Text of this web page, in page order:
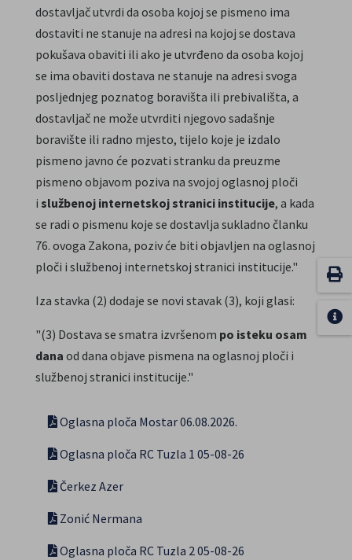
dostavljač utvrdi da osoba kojoj se pismeno ima
dostaviti ne stanuje na adresi na kojoj se dostava
pokušava obaviti ili ako je utvrđeno da osoba kojoj
se ima obaviti dostava ne stanuje na adresi svoga
posljednjeg poznatog boravišta ili prebivališta, a
dostavljač ne može utvrditi njegovo sadašnje
boravište ili radno mjesto, tijelo koje je izdalo
pismeno javno će pozvati stranku da preuzme
pismeno objavom poziva na svojoj oglasnoj ploči
i službenoj internetskoj stranici institucije, a kada
se radi o pismenu koje se dostavlja sukladno članku
76. ovoga Zakona, poziv će biti objavljen na oglasnoj
ploči i službenoj internetskoj stranici institucije."
Iza stavka (2) dodaje se novi stavak (3), koji glasi:
"(3) Dostava se smatra izvršenom po isteku osam
dana od dana objave pismena na oglasnoj ploči i
službenoj stranici institucije."
Oglasna ploča Mostar 06.08.2026.
Oglasna ploča RC Tuzla 1 05-08-26
Čerkez Azer
Zonić Nermana
Oglasna ploča RC Tuzla 2 05-08-26